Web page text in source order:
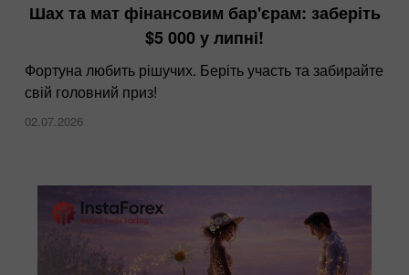
ринку
Шах та мат фінансовим бар'єрам: заберіть
$5 000 у липні!
Фортуна любить рішучих. Беріть участь та забирайте
свій головний приз!
02.07.2026